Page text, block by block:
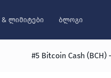
ლიმიტები ბლოგი
#5 Bitcoin Cash